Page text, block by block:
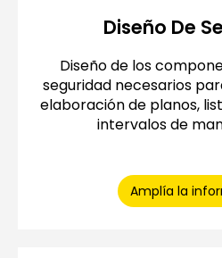
Diseño De
Diseño de los
seguridad necesarios
elaboración de planos,
intervalos de
Amplía la